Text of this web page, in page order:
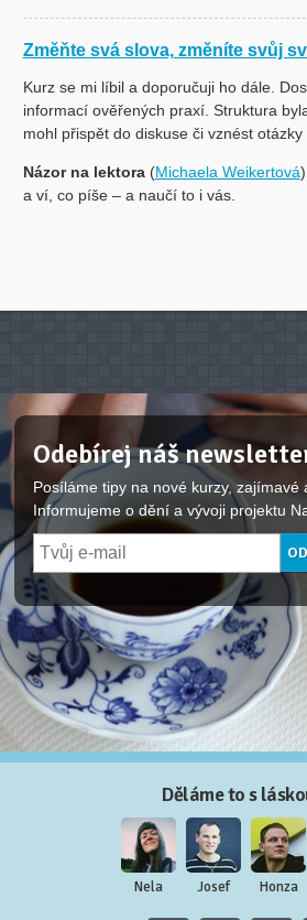
Změňte svá slova, změníte svůj
Kurz se mi líbil a doporučuji ho dále.
informací ověřených praxí. Struktura
mohl přispět do diskuse či vznést otázky
Názor na lektora(Michaela Weikertová
a ví, co píše – a naučí to i vás.
Odebírej náš
Posíláme tipy na nové kurzy, zajímavé
Informujeme o dění a vývoji projektu
Děláme to s
Nela Josef Honza